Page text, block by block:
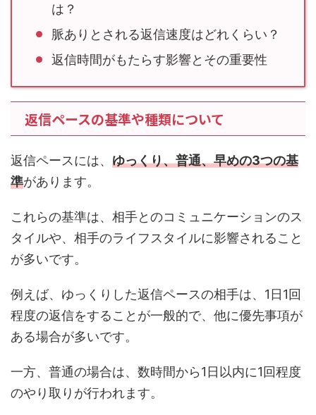
は？
脈ありとされる返信速度はどれくらい？
返信時間がもたらす影響とその重要性
返信ペースの基準や種類について
返信ペースには、 ゆっくり、普通、早めの3つの基
準があります。
これらの基準は、相手とのコミュニケーションのス
タイルや、相手のライフスタイルに影響されること
が多いです。
例えば、ゆっくりした返信ペースの相手は、1日1回
程度の返信をすることが一般的で、他に優先事項が
ある場合が多いです。
一方、普通の場合は、数時間から1日以内に1回程度
のやり取りが行われます。